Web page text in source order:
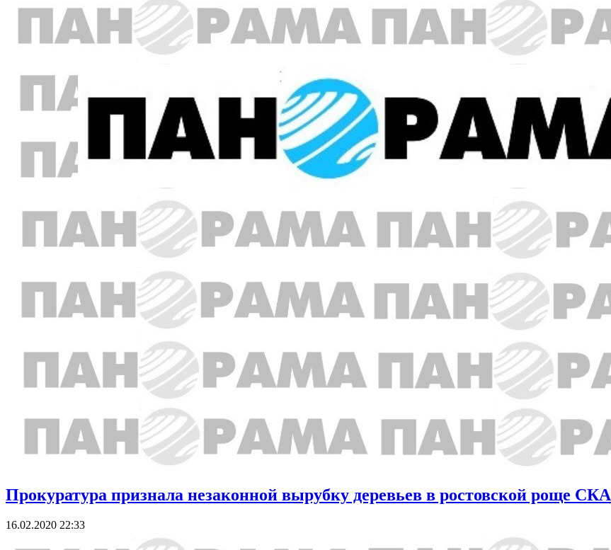
Прокуратура признала незаконной вырубку деревьев в ростовской роще СКА
16.02.2020 22:33